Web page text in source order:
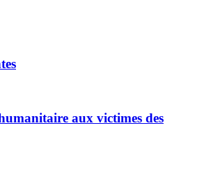
aux victimes des